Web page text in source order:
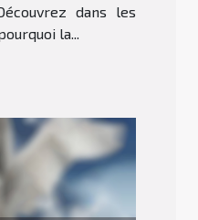
dans les
la...